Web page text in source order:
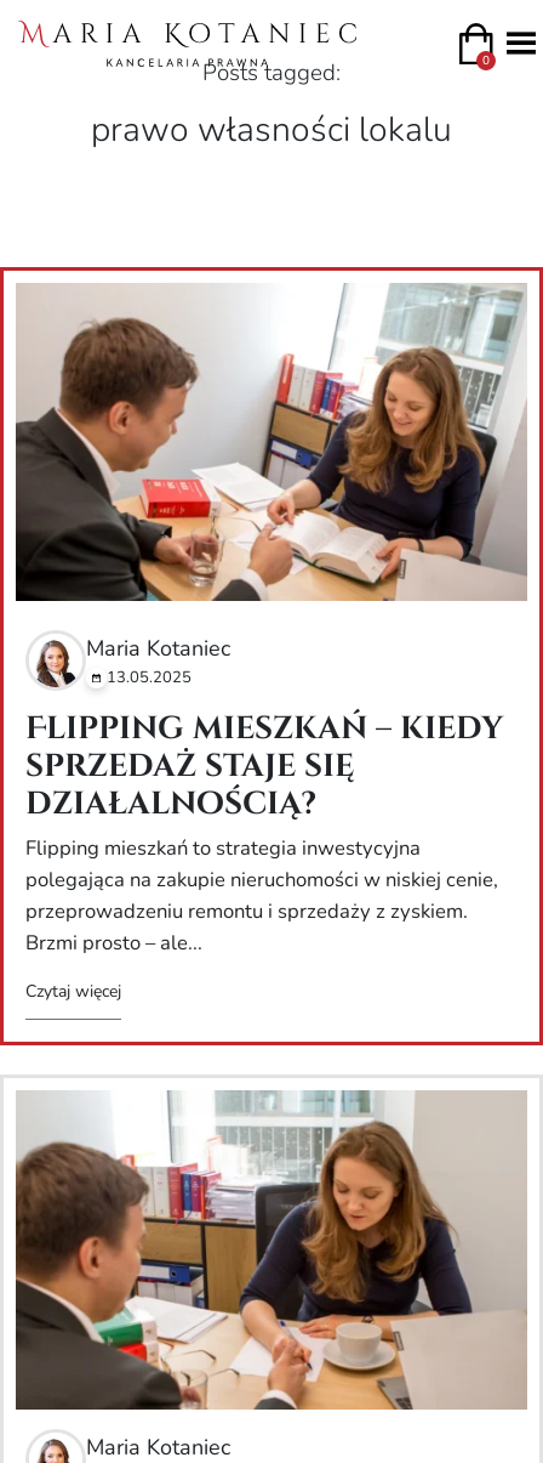
0
Posts tagged:
prawo własności lokalu
Maria Kotaniec
13.05.2025
Flipping mieszkań – kiedy
sprzedaż staje się
działalnością?
Flipping mieszkań to strategia inwestycyjna
polegająca na zakupie nieruchomości w niskiej cenie,
przeprowadzeniu remontu i sprzedaży z zyskiem.
Brzmi prosto – ale...
Czytaj więcej
Maria Kotaniec